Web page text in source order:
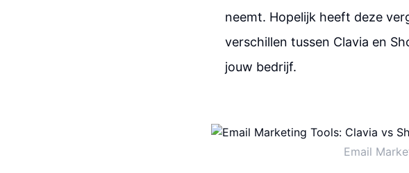
neemt. Hopelijk heeft deze
verschillen tussen Clavia en
jouw bedrijf.
Email